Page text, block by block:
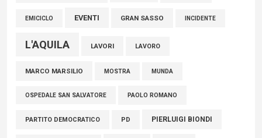
EMICICLO EVENTI GRAN SASSO INCIDENTE
L'AQUILA LAVORI LAVORO
MARCO MARSILIO MOSTRA MUNDA
OSPEDALE SAN SALVATORE PAOLO ROMANO
PARTITO DEMOCRATICO PD PIERLUIGI BIONDI